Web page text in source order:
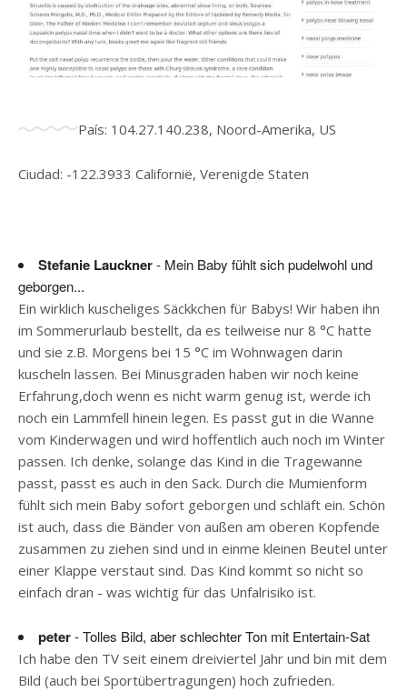
País: 104.27.140.238, Noord-Amerika, US
Ciudad: -122.3933 Californië, Verenigde Staten
Stefanie Lauckner- Mein Baby fühlt sich pudelwohl und
geborgen...
Ein wirklich kuscheliges Säckkchen für Babys! Wir haben ihn
im Sommerurlaub bestellt, da es teilweise nur 8 °C hatte
und sie z.B. Morgens bei 15 °C im Wohnwagen darin
kuscheln lassen. Bei Minusgraden haben wir noch keine
Erfahrung,doch wenn es nicht warm genug ist, werde ich
noch ein Lammfell hinein legen. Es passt gut in die Wanne
vom Kinderwagen und wird hoffentlich auch noch im Winter
passen. Ich denke, solange das Kind in die Tragewanne
passt, passt es auch in den Sack. Durch die Mumienform
fühlt sich mein Baby sofort geborgen und schläft ein. Schön
ist auch, dass die Bänder von außen am oberen Kopfende
zusammen zu ziehen sind und in einme kleinen Beutel unter
einer Klappe verstaut sind. Das Kind kommt so nicht so
einfach dran - was wichtig für das Unfalrisiko ist.
peter- Tolles Bild, aber schlechter Ton mit Entertain-Sat
Ich habe den TV seit einem dreiviertel Jahr und bin mit dem
Bild (auch bei Sportübertragungen) hoch zufrieden.